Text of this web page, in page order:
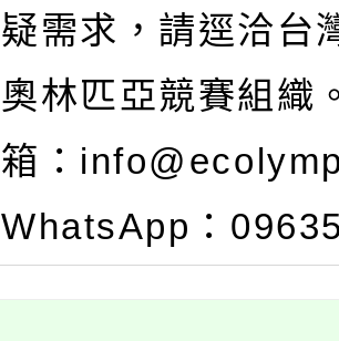
疑需求，請逕洽台
奧林匹亞競賽組織
箱：
WhatsApp：